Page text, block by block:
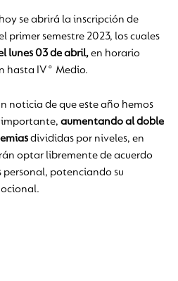
se abrirá la inscripción de
primer semestre 2023, los cuales
lunes 03 de abril,en horario
hasta IV° Medio.
noticia de que este año hemos
importante, aumentando al doble
divididas por niveles, en
optar libremente de acuerdo
personal, potenciando su